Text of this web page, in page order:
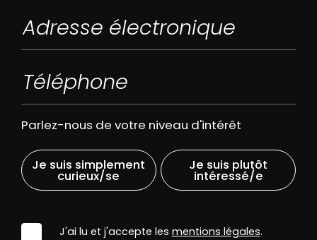
Parlez-nous de votre niveau d'intérêt
Je suis simplement
curieux/se
Je suis plutôt
intéressé/e
J'ai lu et j'accepte les mentions légales.